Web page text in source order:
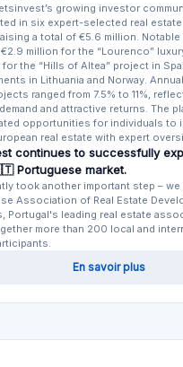
growing investor
in six expert-selected real
a total of €5.6 million.
million for the “Lourenco”
for the “Hills of Altea” project in
in Lithuania and Norway.
ranged from 7.5% to 11%,
and attractive returns. The
opportunities for individuals to
real estate with expert
continues to successfully
Portuguese market.
took another important step – we
Association of Real Estate
Portugal's leading real estate
more than 200 local and
En savoir plus